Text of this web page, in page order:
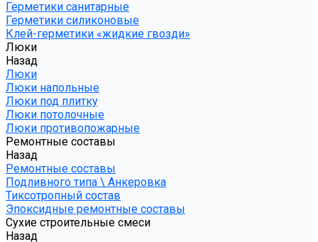
Герметики санитарные
Герметики силиконовые
Клей-герметики «жидкие гвозди»
Люки
Назад
Люки
Люки напольные
Люки под плитку
Люки потолочные
Люки противопожарные
Ремонтные составы
Назад
Ремонтные составы
Подливного типа \ Анкеровка
Тиксотропный состав
Эпоксидные ремонтные составы
Сухие строительные смеси
Назад